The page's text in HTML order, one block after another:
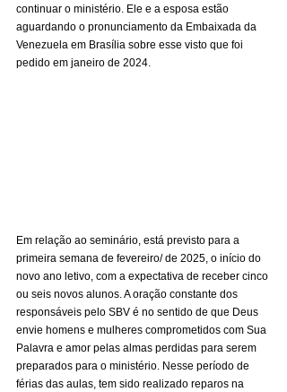
continuar o ministério. Ele e a esposa estão
aguardando o pronunciamento da Embaixada da
Venezuela em Brasília sobre esse visto que foi
pedido em janeiro de 2024.
Em relação ao seminário, está previsto para a
primeira semana de fevereiro/ de 2025, o início do
novo ano letivo, com a expectativa de receber cinco
ou seis novos alunos. A oração constante dos
responsáveis pelo SBV é no sentido de que Deus
envie homens e mulheres comprometidos com Sua
Palavra e amor pelas almas perdidas para serem
preparados para o ministério. Nesse período de
férias das aulas, tem sido realizado reparos na